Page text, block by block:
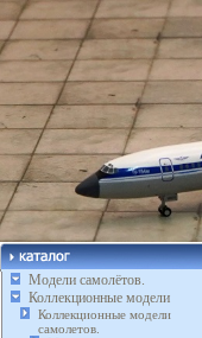
Модели самолётов.
Коллекционные модели
Коллекционные модели
самолетов.